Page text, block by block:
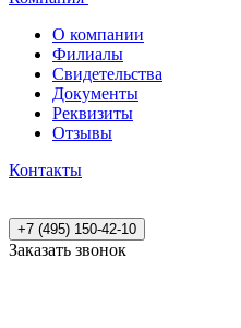
О компании
Филиалы
Свидетельства
Документы
Реквизиты
Отзывы
Контакты
+7 (495) 150-42-10
Заказать звонок